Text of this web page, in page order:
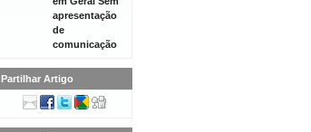
apresentação
de
comunicação
Partilhar Artigo